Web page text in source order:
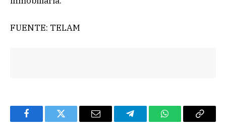
FUENTE: TELAM
FacebookTwitter Email TelegramWhatsAppCopy